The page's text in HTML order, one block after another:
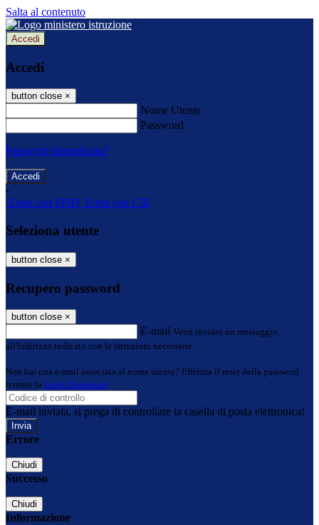
Salta al contenuto
Accedi
Accedi
button close ×
Nome Utente
Password
Password dimenticata?
-
Entra con SPID Entra con CIE
Seleziona utente
button close ×
Recupero password
button close ×
E-mail Verrà inviato un messaggio
all'indirizzo indicato con le istruzioni necessarie.
Non hai una e-mail associata al nome utente? Effettua il reset della password
tramite la Login Spaggiari
E-mail inviata, si prega di controllare la casella di posta elettronica!
Errore
Chiudi
Successo
Chiudi
Informazione